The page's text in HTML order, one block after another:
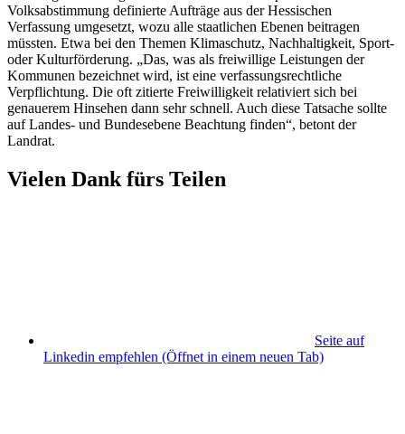
Volksabstimmung definierte Aufträge aus der Hessischen
Verfassung umgesetzt, wozu alle staatlichen Ebenen beitragen
müssten. Etwa bei den Themen Klimaschutz, Nachhaltigkeit, Sport-
oder Kulturförderung. „Das, was als freiwillige Leistungen der
Kommunen bezeichnet wird, ist eine verfassungsrechtliche
Verpflichtung. Die oft zitierte Freiwilligkeit relativiert sich bei
genauerem Hinsehen dann sehr schnell. Auch diese Tatsache sollte
auf Landes- und Bundesebene Beachtung finden“, betont der
Landrat.
Vielen Dank fürs Teilen
Seite auf
Linkedin empfehlen (Öffnet in einem neuen Tab)